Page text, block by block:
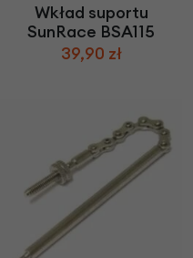
Wkład suportu
SunRace BSA115
39,90 zł